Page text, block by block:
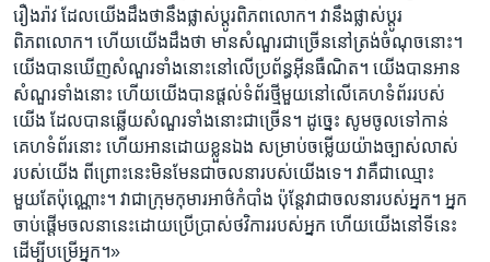
រឿងរ៉ាវ ដែល​យើង​ដឹងថា​នឹង​ផ្លាស់ប្តូរ​ពិភពលោក។ វា​នឹង​ផ្លាស់ប្តូរ​
ពិភពលោក។ ហើយ​យើងដឹង​ថា មាន​សំណួរ​ជាច្រើននៅត្រង់ចំណុច​នោះ។
យើង​បាន​ឃើញ​សំណួរ​ទាំងនោះ​នៅលើ​ប្រព័ន្ធ​អ៊ីនធឺណិត។ យើង​បាន​អាន​
សំណួរ​ទាំងនោះ ហើយ​យើង​បាន​ផ្តល់ទំព័រថ្មី​មួយ​នៅលើ​គេហទំព័រ​របស់​
យើង ដែលបាន​ឆ្លើយ​សំណួរ​ទាំងនោះ​ជាច្រើន។ ដូច្នេះ សូម​ចូលទៅ​កាន់
គេហទំព័រ​នោះ ហើយ​អាន​ដោយ​ខ្លួនឯង សម្រាប់ចម្លើយ​យ៉ាង​ច្បាស់​លាស់​
របស់​យើង ពីព្រោះ​នេះ​មិនមែន​ជា​ចលនា​របស់​យើង​ទេ។ វា​គឺជា​ឈ្មោះ​
មួយតែ​ប៉ុណ្ណោះ។ វាជា​ក្រុម​កុមារអាថ៌​កំបាំង ប៉ុន្តែ​វាជា​ចលនា​របស់​អ្នក។ អ្នក​
ចាប់ផ្តើម​ចលនានេះដោយប្រើប្រាស់ថវិការ​របស់​អ្នក ហើយ​យើង​នៅ​ទីនេះ​
ដើម្បី​បម្រើ​អ្នក។»